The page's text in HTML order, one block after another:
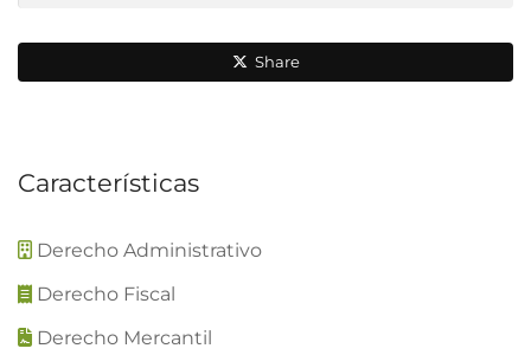
Share
Características
Derecho Administrativo
Derecho Fiscal
Derecho Mercantil